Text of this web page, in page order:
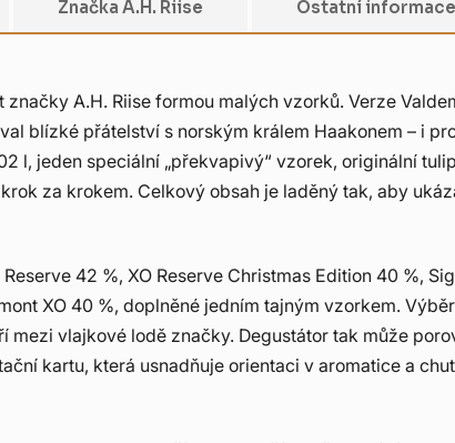
Značka A.H. Riise Ostatní informace
A.H. Riise formou malých vzorků. Verze
blízké přátelství s norským králem Haakonem – i
l, jeden speciální „překvapivý“ vzorek, originální
za krokem. Celkový obsah je laděný tak, aby
42 %, XO Reserve Christmas Edition 40 %,
XO 40 %, doplněné jedním tajným vzorkem.
mezi vlajkové lodě značky. Degustátor tak může
kartu, která usnadňuje orientaci v aromatice a